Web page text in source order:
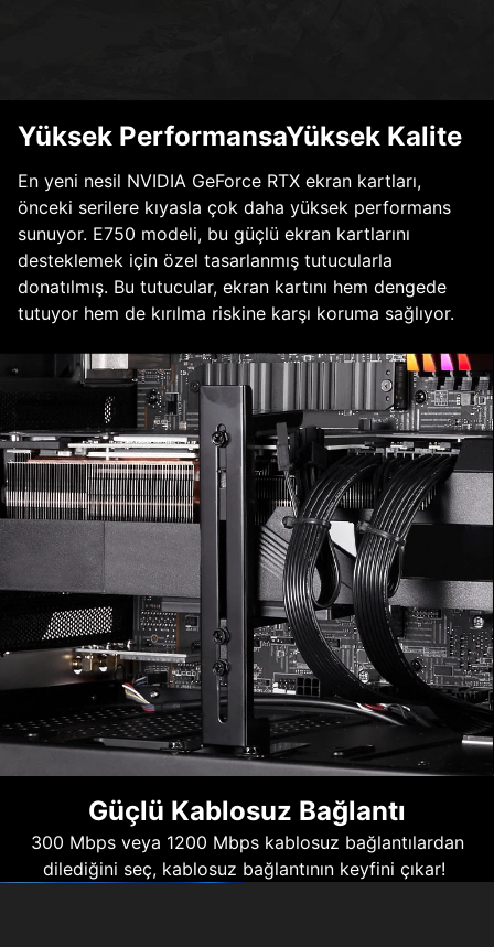
Yüksek PerformansaYüksek Kalite
En yeni nesil NVIDIA GeForce RTX ekran kartları,
önceki serilere kıyasla çok daha yüksek performans
sunuyor. E750 modeli, bu güçlü ekran kartlarını
desteklemek için özel tasarlanmış tutucularla
donatılmış. Bu tutucular, ekran kartını hem dengede
tutuyor hem de kırılma riskine karşı koruma sağlıyor.
Güçlü Kablosuz Bağlantı
300 Mbps veya 1200 Mbps kablosuz bağlantılardan
dilediğini seç, kablosuz bağlantının keyfini çıkar!